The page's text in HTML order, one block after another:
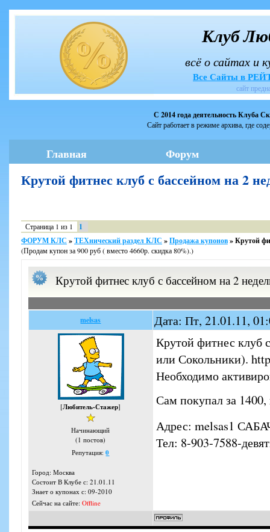
Клуб
всё о сайтах и
Все Сайты в
сайт
С 2014 года деятельность Клуба
Сайт работает в режиме архива, где
Главная Форум
Крутой фитнес клуб с бассейном на
Страница 1 из 1
1
ФОРУМ КЛС »ТЕХнический раздел КЛС »Продажа купонов»Крутой
(Продам купон за 900 руб ( вместо 4660р. скидка 80%).)
Крутой фитнес клуб с бассейном на 2
melsas Дата: Пт, 21.01.11,
[Любитель-Стажер]
Начинающий
(1 постов)
Репутация:0
Город: Москва
Состоит В Клубе с: 21.01.11
Знает о купонах с: 09-2010
Сейчас на сайте: Offline
Крутой фитнес клуб
или Сокольники).
Необходимо
Сам покупал за
Адрес: melsas1
Тел: 8-903-7588-